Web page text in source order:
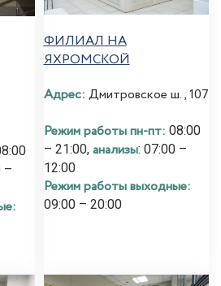
–
ФИЛИАЛ НА
ЯХРОМСКОЙ
Адрес: Дмитровское ш., 107
Режим работы пн-пт: 08:00
– 21:00, анализы: 07:00 –
12:00
Режим работы выходные:
09:00 – 20:00